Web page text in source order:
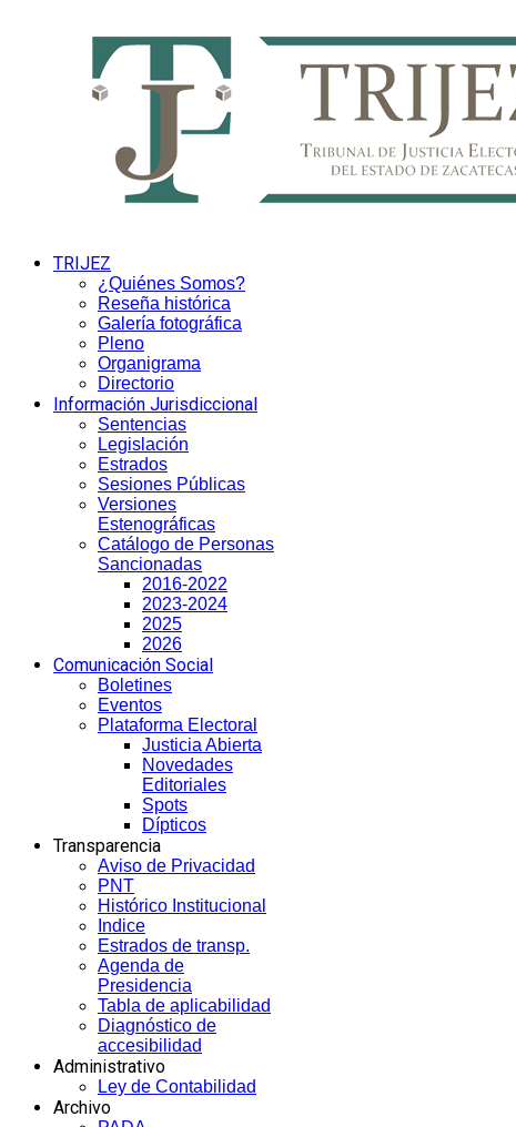
TRIJEZ
¿Quiénes Somos?
Reseña histórica
Galería fotográfica
Pleno
Organigrama
Directorio
Información Jurisdiccional
Sentencias
Legislación
Estrados
Sesiones Públicas
Versiones
Estenográficas
Catálogo de Personas
Sancionadas
2016-2022
2023-2024
2025
2026
Comunicación Social
Boletines
Eventos
Plataforma Electoral
Justicia Abierta
Novedades
Editoriales
Spots
Dípticos
Transparencia
Aviso de Privacidad
PNT
Histórico Institucional
Indice
Estrados de transp.
Agenda de
Presidencia
Tabla de aplicabilidad
Diagnóstico de
accesibilidad
Administrativo
Ley de Contabilidad
Archivo